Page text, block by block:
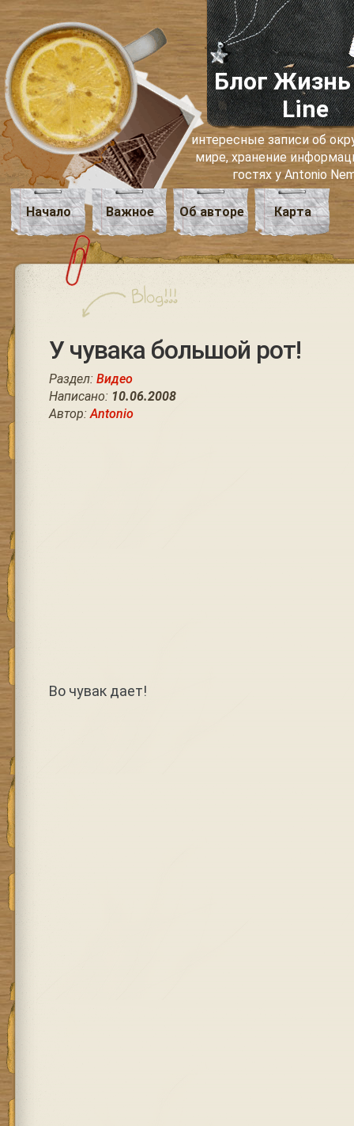
Блог Жизнь
Line
интересные записи об
мире, хранение
гостях у Antonio
Начало Важное Об авторе Карта
У чувака большой рот!
Раздел: Видео
Написано: 10.06.2008
Автор:Antonio
Во чувак дает!